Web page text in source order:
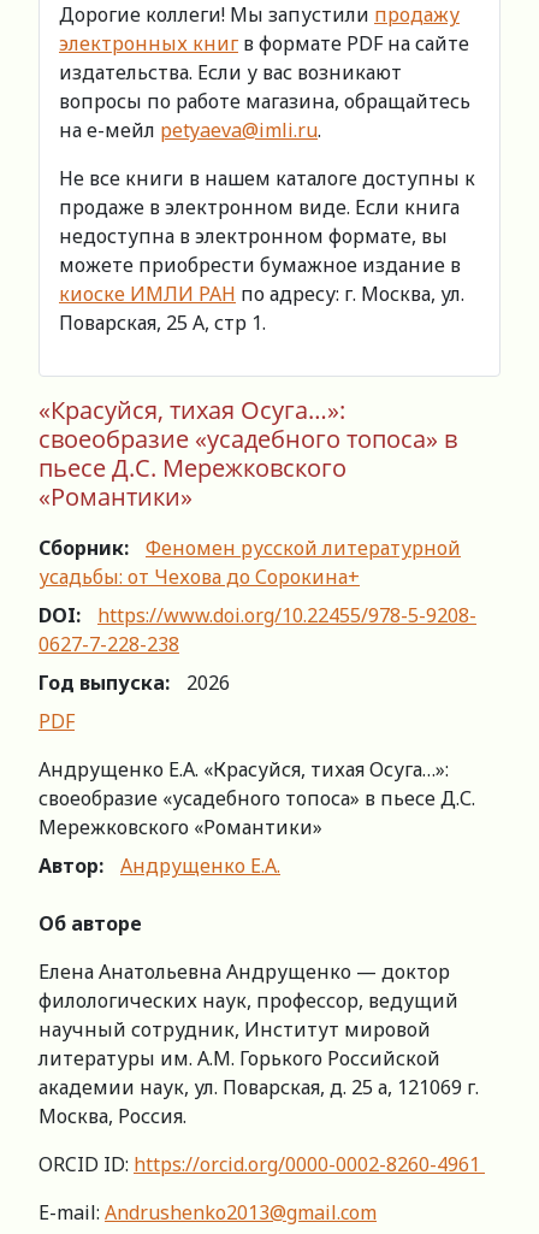
Дорогие коллеги! Мы запустили продажу
электронных книг в формате PDF на сайте
издательства. Если у вас возникают
вопросы по работе магазина, обращайтесь
на е-мейл petyaeva@imli.ru.
Не все книги в нашем каталоге доступны к
продаже в электронном виде. Если книга
недоступна в электронном формате, вы
можете приобрести бумажное издание в
киоске ИМЛИ РАН по адресу: г. Москва, ул.
Поварская, 25 А, стр 1.
«Красуйся, тихая Осуга…»:
своеобразие «усадебного топоса» в
пьесе Д.С. Мережковского
«Романтики»
Сборник:
Феномен русской литературной
усадьбы: от Чехова до Сорокина+
DOI:
https://www.doi.org/10.22455/978-5-9208-
0627-7-228-238
Год выпуска:
2026
PDF
Андрущенко Е.А. «Красуйся, тихая Осуга…»:
своеобразие «усадебного топоса» в пьесе Д.С.
Мережковского «Романтики»
Автор:
Андрущенко Е.А.
Об авторе
Елена Анатольевна Андрущенко — доктор
филологических наук, профессор, ведущий
научный сотрудник, Институт мировой
литературы им. А.М. Горького Российской
академии наук, ул. Поварская, д. 25 а, 121069 г.
Москва, Россия.
ORCID ID: https://orcid.org/0000-0002-8260-4961
E-mail: Andrushenko2013@gmail.com